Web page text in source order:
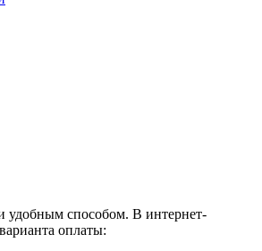
удобным способом. В интернет-
оплаты: